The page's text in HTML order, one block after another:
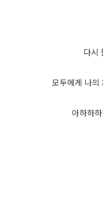
다시
모두에게 나의
아하하